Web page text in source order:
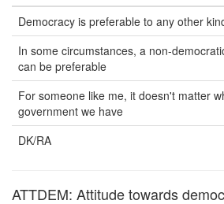
Democracy is preferable to any other
In some circumstances, a non-
can be preferable
For someone like me, it doesn't matter
government we have
DK/RA
ATTDEM: Attitude towards